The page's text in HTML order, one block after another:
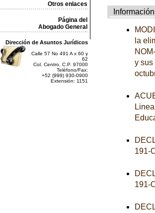
Otros enlaces
Página del
Abogado General
Dirección de Asuntos Jurídicos
Calle 57 No 491 A x 60 y
62
Col. Centro, C.P. 97000
Teléfono/Fax:
+52 (999) 930-0900
Extensión: 1151
Información
la
y sus
191-
191-